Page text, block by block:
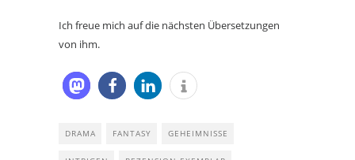
Ich freue mich auf die nächsten Übersetzungen
von ihm.
DRAMA FANTASY GEHEIMNISSE